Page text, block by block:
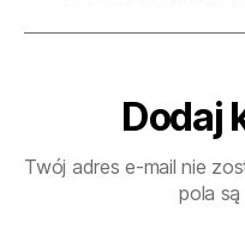
Dodaj
Twój adres e-mail nie
pola